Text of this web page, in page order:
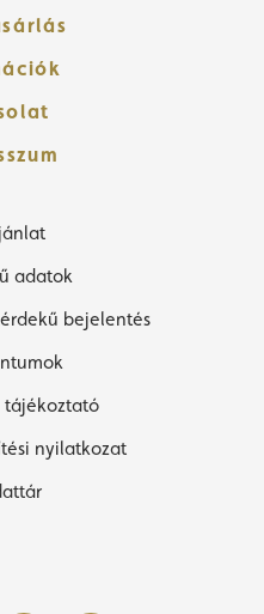
adatok
bejelentés
tájékoztató
nyilatkozat